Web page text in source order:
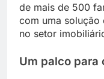
de mais de 500
com uma solução
no setor
Um palco para